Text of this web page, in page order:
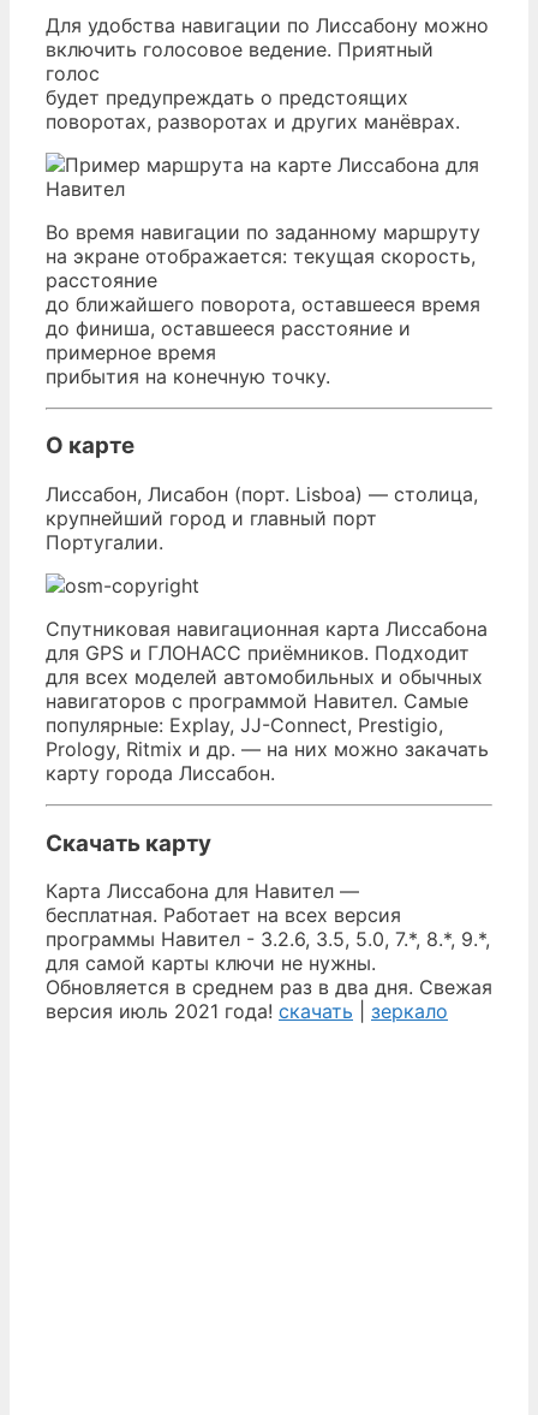
Для удобства навигации по Лиссабону можно
включить голосовое ведение. Приятный
голос
будет предупреждать о предстоящих
поворотах, разворотах и других манёврах.
Во время навигации по заданному маршруту
на экране отображается: текущая скорость,
расстояние
до ближайшего поворота, оставшееся время
до финиша, оставшееся расстояние и
примерное время
прибытия на конечную точку.
О карте
Лиссабон, Лисабон (порт. Lisboa) — столица,
крупнейший город и главный порт
Португалии.
Спутниковая навигационная карта Лиссабона
для GPS и ГЛОНАСС приёмников. Подходит
для всех моделей автомобильных и обычных
навигаторов с программой Навител. Самые
популярные: Explay, JJ-Connect, Prestigio,
Prology, Ritmix и др. — на них можно закачать
карту города Лиссабон.
Скачать карту
Карта Лиссабона для Навител —
бесплатная. Работает на всех версия
программы Навител - 3.2.6, 3.5, 5.0, 7.*, 8.*, 9.*,
для самой карты ключи не нужны.
Обновляется в среднем раз в два дня. Свежая
версия июль 2021 года! скачать зеркало